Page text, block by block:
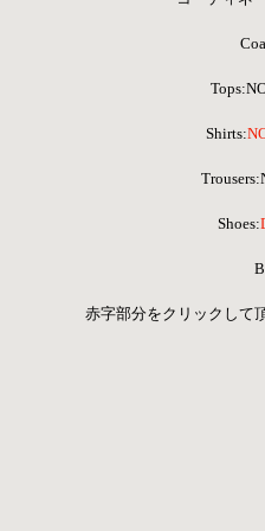
Shirts:
Shoes:
赤字部分をクリックして